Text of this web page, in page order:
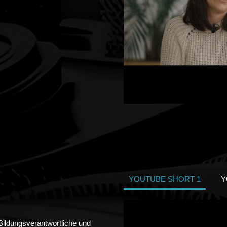
und
YOUTUBE SHORT 1